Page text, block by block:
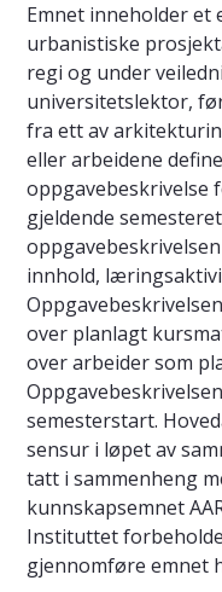
Emnet inneholder
urbanistiske
regi og under
universitetslektor,
fra ett av
eller arbeidene
oppgavebeskrivelse
gjeldende
innhold,
over planlagt
over arbeider som
semesterstart.
sensur i løpet av
tatt i sammenheng
kunnskapsemnet
Instituttet
gjennomføre emnet